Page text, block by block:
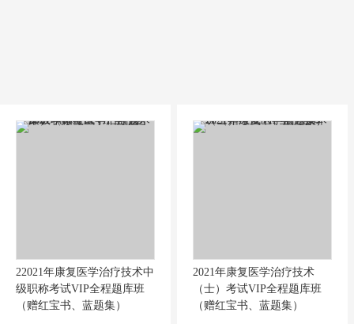
22021年康复医学治疗技术中
级职称考试VIP全程题库班
（赠红宝书、蓝题集）
2021年康复医学治疗技术
（士）考试VIP全程题库班
（赠红宝书、蓝题集）